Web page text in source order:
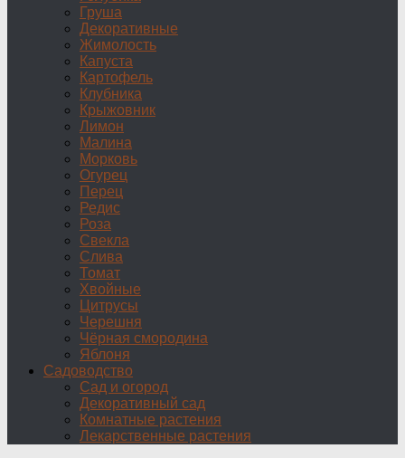
Груша
Декоративные
Жимолость
Капуста
Картофель
Клубника
Крыжовник
Лимон
Малина
Морковь
Огурец
Перец
Редис
Роза
Свекла
Слива
Томат
Хвойные
Цитрусы
Черешня
Чёрная смородина
Яблоня
Садоводство
Сад и огород
Декоративный сад
Комнатные растения
Лекарственные растения